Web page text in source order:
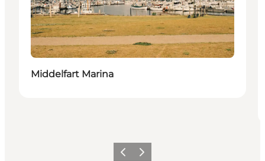
Middelfart Marina
ZurückWeiter